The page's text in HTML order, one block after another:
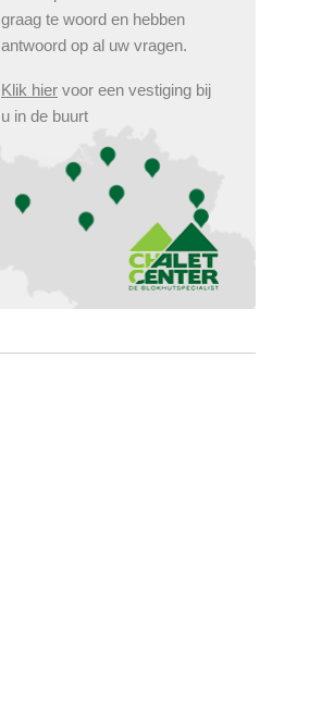
graag te woord en hebben
antwoord op al uw vragen.
Klik hier voor een vestiging bij
u in de buurt